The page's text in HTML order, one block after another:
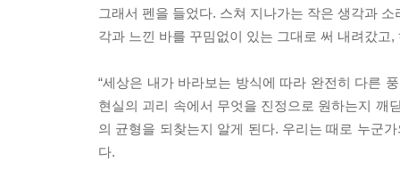
그래서 펜을 들었다. 스쳐 지나가는 작은 생각과
각과 느낀 바를 꾸밈없이 있는 그대로 써 내려갔
“세상은 내가 바라보는 방식에 따라 완전히 다른
현실의 괴리 속에서 무엇을 진정으로 원하는지 깨
의 균형을 되찾는지 알게 된다. 우리는 때로 누군
다.